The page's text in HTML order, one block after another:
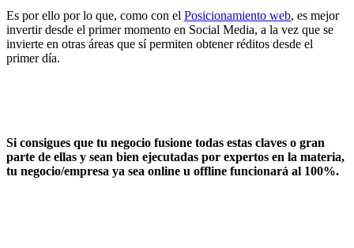
Es por ello por lo que, como con el Posicionamiento web, es mejor
invertir desde el primer momento en Social Media, a la vez que se
invierte en otras áreas que sí permiten obtener réditos desde el
primer día.
Si consigues que tu negocio fusione todas estas claves o gran
parte de ellas y sean bien ejecutadas por expertos en la materia,
tu negocio/empresa ya sea online u offline funcionará al 100%.